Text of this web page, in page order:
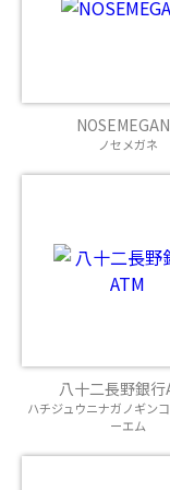
ノセメガネ
八十二長野銀行
ハチジュウニナガノギン
ーエム